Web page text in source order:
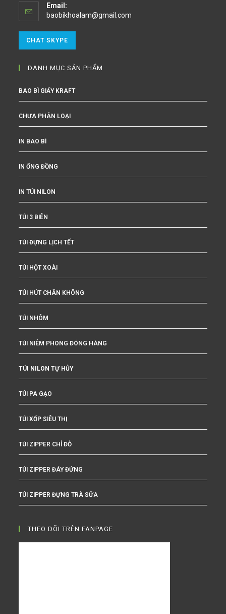
Email:
baobikhoalam@gmail.com
CHAT SKYPE
DANH MỤC SẢN PHẨM
BAO BÌ GIẤY KRAFT
CHƯA PHÂN LOẠI
IN BAO BÌ
IN ỐNG ĐỒNG
IN TÚI NILON
TÚI 3 BIÊN
TÚI ĐỰNG LỊCH TẾT
TÚI HỘT XOÀI
TÚI HÚT CHÂN KHÔNG
TÚI NHÔM
TÚI NIÊM PHONG ĐÓNG HÀNG
TÚI NILON TỰ HỦY
TÚI PA GẠO
TÚI XỐP SIÊU THỊ
TÚI ZIPPER CHỈ ĐỎ
TÚI ZIPPER ĐÁY ĐỨNG
TÚI ZIPPER ĐỰNG TRÀ SỮA
THEO DÕI TRÊN FANPAGE